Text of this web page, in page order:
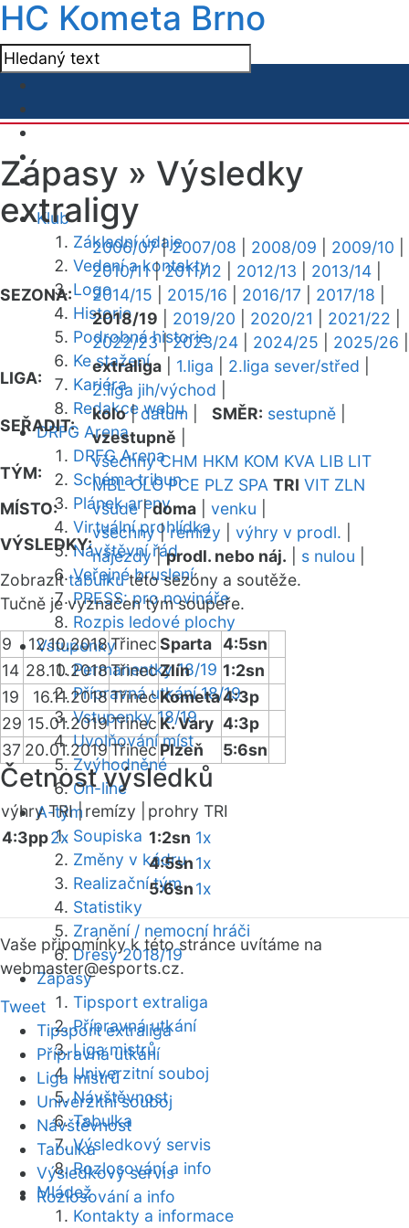
HC Kometa Brno
Klub
Základní údaje
Vedení a kontakty
Logo
Historie
Podrobná historie
Ke stažení
Kariéra
Redakce webu
DRFG Arena
DRFG Arena
Schéma tribun
Plánek areny
Virtuální prohlídka
Návštěvní řád
Veřejné bruslení
PRESS: pro novináře
Rozpis ledové plochy
Vstupenky
Permanentky 18/19
Přípravná utkání 18/19
Vstupenky 18/19
Uvolňování míst
Zvýhodněné
On-line
A-tým
Soupiska
Změny v kádru
Realizační tým
Statistiky
Zranění / nemocní hráči
Dresy 2018/19
Zápasy
Tipsport extraliga
Přípravná utkání
Liga mistrů
Univerzitní souboj
Návštěvnost
Tabulka
Výsledkový servis
Rozlosování a info
Mládež
Kontakty a informace
Zápasy » Výsledky
extraligy
SEZONA:
2006/07|2007/08 2008/09 2009/10
2010/11|2011/12 2012/13 2013/14
2014/15
2015/16 2016/17 2017/18
2018/19
2019/20 2020/21 2021/22
2022/23|2023/24 2024/25 2025/26
LIGA:
extraliga 1.liga 2.liga sever/střed
2.liga jih/východ
SEŘADIT:
kolo|datum SMĚR: sestupně
vzestupně
TÝM:
všechny CHM HKM KOM KVA LIB LIT
MBL OLO PCE PLZ SPA TRI VIT ZLN
MÍSTO:
všude|doma venku
VÝSLEDKY:
všechny|remízy výhry v prodl.
nájezdy|prodl. nebo náj. s nulou
Zobrazittabulkutéto sezóny a soutěže.
Tučně je vyznačen tým soupeře.
9 12.10.2018TřinecSparta 4:5sn
14 28.10.2018TřinecZlín
1:2sn
19
16.11.2018TřinecKometa4:3p
29 15.01.2019Třinec K. Vary 4:3p
37 20.01.2019TřinecPlzeň 5:6sn
Četnost výsledků
výhry TRI |remízy |
prohry TRI
4:3pp2x 1:2sn 1x
4:5sn1x
5:6sn1x
Vaše připomínky k této stránce uvítáme na
webmaster@esports.cz.
Tweet
Tipsport extraliga
Přípravná utkání
Liga mistrů
Univerzitní souboj
Návštěvnost
Tabulka
Výsledkový servis
Rozlosování a info